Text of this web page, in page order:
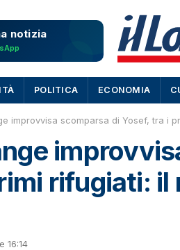
notizia
POLITICA ECONOMIA
improvvisa scomparsa di Yosef, tra i
rifugiati: il
16:14